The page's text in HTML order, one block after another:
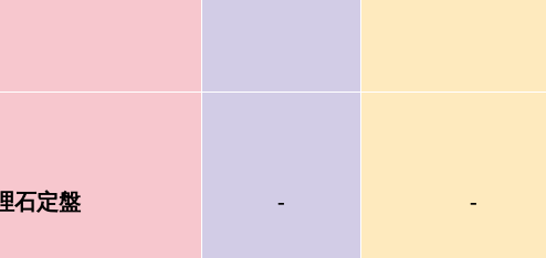
石定盤 - -